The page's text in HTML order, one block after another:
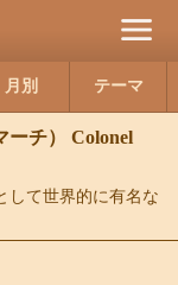
月別 テーマ
ーチ） Colonel
して世界的に有名な